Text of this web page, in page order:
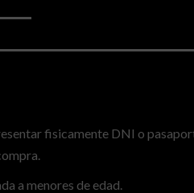
fisicamente DNI o
a menores de edad.